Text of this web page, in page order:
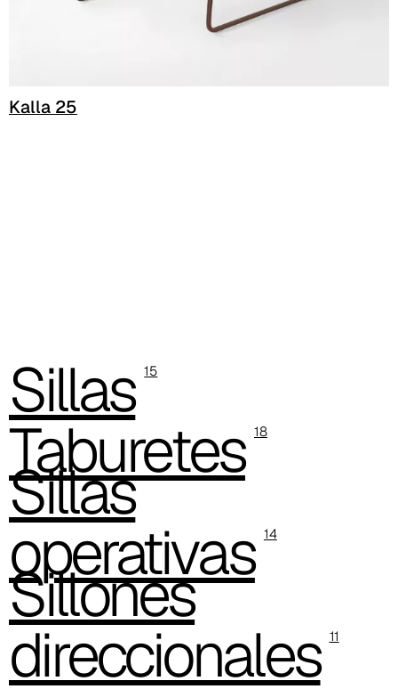
C 38G
C -38
C 38A
C 385
C 38P
C 38H
C 388
Xtreme (Cat. C - Tejido)
C 335
Kalla 25
Sillas 15
Taburetes 18
Sillas
operativas 14
Sillones
direccionales 11